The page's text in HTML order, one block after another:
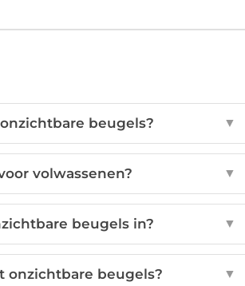
beugels? ▼
volwassenen? ▼
beugels in? ▼
onzichtbare beugels? ▼